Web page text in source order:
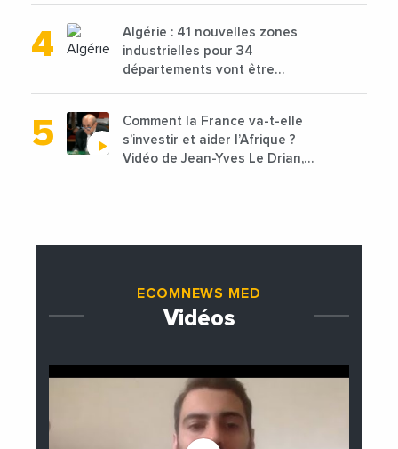
Algérie : 41 nouvelles zones
industrielles pour 34
départements vont être
Comment la France va-t-elle
s’investir et aider l’Afrique ?
Vidéo de Jean-Yves Le Drian,
ECOMNEWS MED
Vidéos